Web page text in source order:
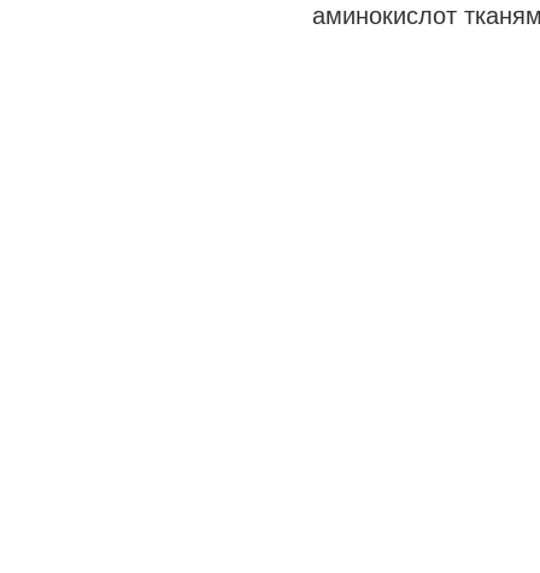
аминокислот